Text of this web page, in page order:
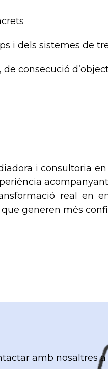
i dels sistemes de
consecució
i consultoria
acompanyant
real en
generen més
amb nosaltres a